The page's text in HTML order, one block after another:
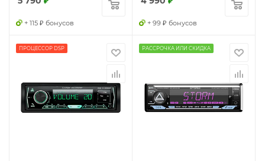
+ 115 ₽ бонусов + 99 ₽ бонусов
ПРОЦЕССОР DSP РАССРОЧКА ИЛИ СКИДКА